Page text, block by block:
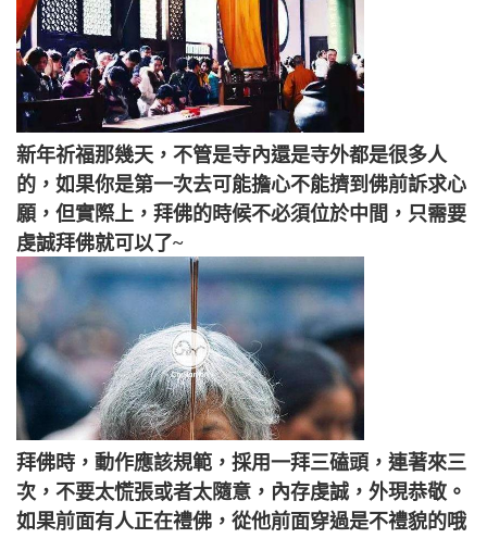
新年祈福那幾天，不管是寺內還是寺外都是很多人
的，如果你是第一次去可能擔心不能擠到佛前訴求心
願，但實際上，拜佛的時候不必須位於中間，只需要
虔誠拜佛就可以了~
拜佛時，動作應該規範，採用一拜三磕頭，連著來三
次，不要太慌張或者太隨意，內存虔誠，外現恭敬。
如果前面有人正在禮佛，從他前面穿過是不禮貌的哦